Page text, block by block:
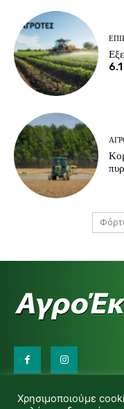
d.makas@yahoo.gr
Χρησιμοποιούμε